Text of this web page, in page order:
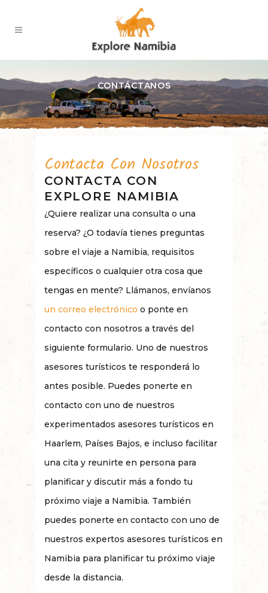
CONTÁCTANOS
Contacta Con Nosotros
CONTACTA CON
EXPLORE NAMIBIA
¿Quiere realizar una consulta o una
reserva? ¿O todavía tienes preguntas
sobre el viaje a Namibia, requisitos
específicos o cualquier otra cosa que
tengas en mente? Llámanos, envíanos
un correo electrónico o ponte en
contacto con nosotros a través del
siguiente formulario. Uno de nuestros
asesores turísticos te responderá lo
antes posible. Puedes ponerte en
contacto con uno de nuestros
experimentados asesores turísticos en
Haarlem, Países Bajos, e incluso facilitar
una cita y reunirte en persona para
planificar y discutir más a fondo tu
próximo viaje a Namibia. También
puedes ponerte en contacto con uno de
nuestros expertos asesores turísticos en
Namibia para planificar tu próximo viaje
desde la distancia.